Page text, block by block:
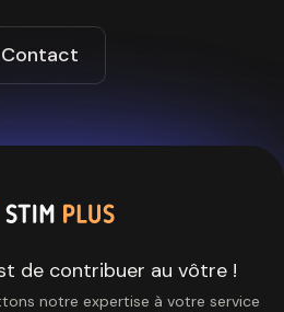
Contact
de contribuer au vôtre !
notre expertise à votre service